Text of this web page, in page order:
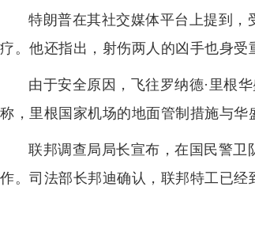
特朗普在其社交媒体平台上提到
疗。他还指出，射伤两人的凶手也身受
由于安全原因，飞往罗纳德·里根
称，里根国家机场的地面管制措施与华
联邦调查局局长宣布，在国民警
作。司法部长邦迪确认，联邦特工已经